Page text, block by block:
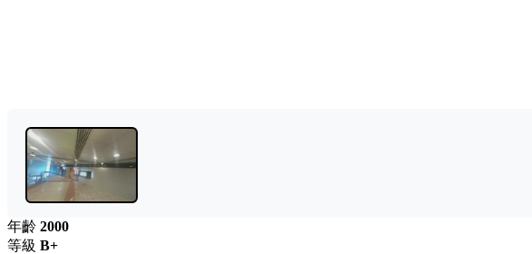
年齡 2000
等級 B+